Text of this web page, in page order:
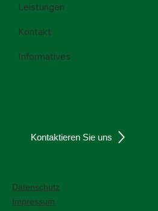
Leistungen
Kontakt
Informatives
Kontaktieren Sie uns
Datenschutz
Impressum